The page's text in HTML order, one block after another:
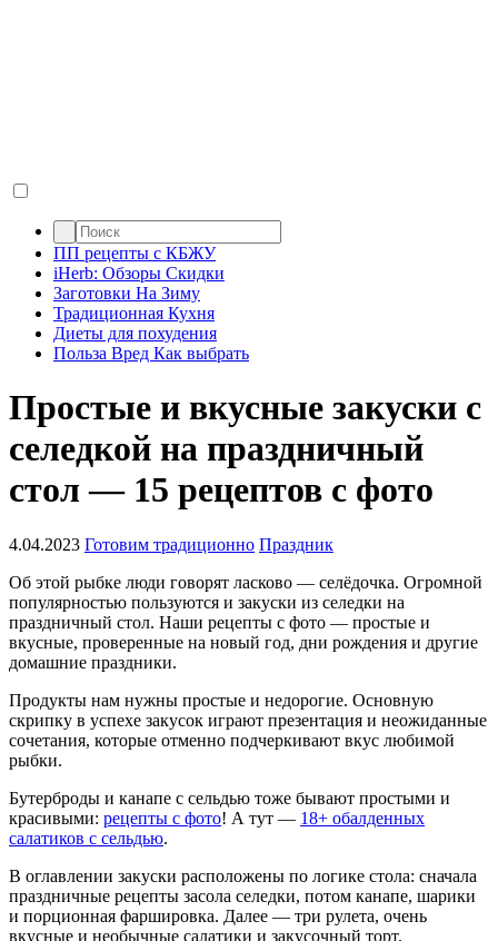
ПП рецепты с КБЖУ
iHerb: Обзоры Скидки
Заготовки На Зиму
Традиционная Кухня
Диеты для похудения
Польза Вред Как выбрать
Простые и вкусные закуски с
селедкой на праздничный
стол — 15 рецептов с фото
4.04.2023 Готовим традиционно Праздник
Об этой рыбке люди говорят ласково — селёдочка. Огромной
популярностью пользуются и закуски из селедки на
праздничный стол. Наши рецепты с фото — простые и
вкусные, проверенные на новый год, дни рождения и другие
домашние праздники.
Продукты нам нужны простые и недорогие. Основную
скрипку в успехе закусок играют презентация и неожиданные
сочетания, которые отменно подчеркивают вкус любимой
рыбки.
Бутерброды и канапе с сельдью тоже бывают простыми и
красивыми: рецепты с фото! А тут — 18+ обалденных
салатиков с сельдью.
В оглавлении закуски расположены по логике стола: сначала
праздничные рецепты засола селедки, потом канапе, шарики
и порционная фаршировка. Далее — три рулета, очень
вкусные и необычные салатики и закусочный торт.